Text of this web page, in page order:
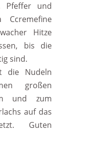
Pfeffer und
Ccremefine
Hitze
bis die
sind.
die Nudeln
großen
und zum
auf das
Guten